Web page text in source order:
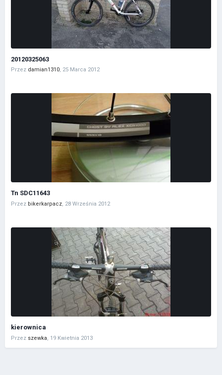
20120325063
Przez damian1310, 25 Marca 2012
Tn SDC11643
Przez bikerkarpacz, 28 Września 2012
kierownica
Przez szewka 19 Kwietnia 2013